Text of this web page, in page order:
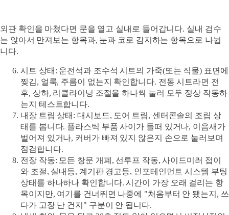
외관 확인을 마쳤다면 문을 열고 실내로 들어갑니다. 실내 검수
는 앉아서 만져보는 항목과, 눈과 코로 감지하는 항목으로 나뉩
니다.
시트 상태 : 운전석과 조수석 시트의 가죽(또는 직물) 표면에
찢김, 얼룩, 주름이 없는지 확인합니다. 전동 시트라면 전
후, 상하, 리클라이닝 조절을 하나씩 눌러 모두 정상 작동하
는지 테스트합니다.
내장 트림 상태 : 대시보드, 도어 트림, 센터콘솔의 조립 상
태를 봅니다. 플라스틱 부품 사이가 들떠 있거나, 이음새가
벌어져 있거나, 커버가 빠져 있지 않은지 손으로 눌러보며
점검합니다.
전장 작동: 모든 창문 개폐, 선루프 작동, 사이드미러 접이
와 조절, 실내등, 계기판 경고등, 인포테인먼트 시스템 부팅
상태를 하나하나 확인합니다. 시간이 가장 오래 걸리는 항
목이지만, 여기를 건너뛰면 나중에 "처음부터 안 됐는지, 쓰
다가 고장 난 건지" 구분이 안 됩니다.